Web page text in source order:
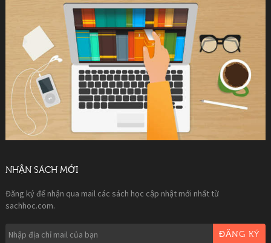
NHẬN SÁCH MỚI
Đăng ký để nhận qua mail các sách học cập nhật mới nhất từ
sachhoc.com.
ĐĂNG KÝ